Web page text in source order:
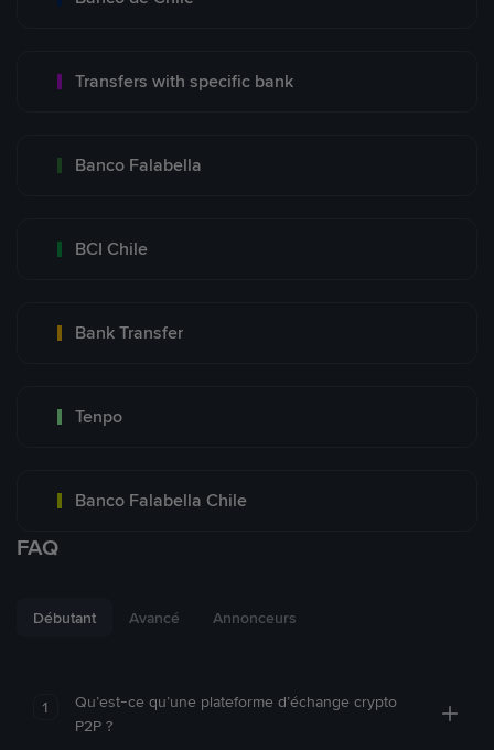
Transfers with specific bank
Banco Falabella
BCI Chile
Bank Transfer
Tenpo
Banco Falabella Chile
FAQ
Débutant Avancé Annonceurs
1
Qu’est-ce qu’une plateforme d’échange crypto
P2P ?